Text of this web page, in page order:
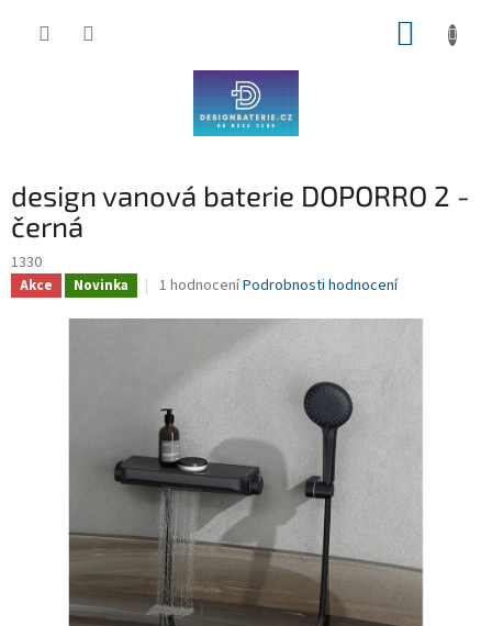
design vanová baterie DOPORRO 2 -
černá
1330
Akce Novinka
Průměrné
produktu
5
hvězdiček.
1 hodnoceníPodrobnosti hodnocení